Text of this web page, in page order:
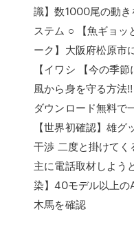
識】数1000尾の動
ステム ○ 【魚ギョッ
ーク】大阪府松原市
【イワシ 【今の季
風から身を守る方法
ダウンロード無料で
【世界初確認】雄
干渉 二度と掛けて
主に電話取材しよう
染】40モデル以上
木馬を確認